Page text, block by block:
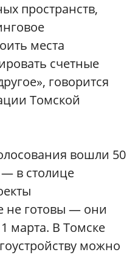
пространств,
места
счетные
говорится
Томской
вошли 50
в столице
не готовы — они
марта. В Томске
можно